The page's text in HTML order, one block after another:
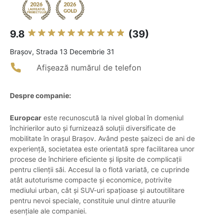
9.8 (39)
Braşov, Strada 13 Decembrie 31
Afișează numărul de telefon
Despre companie:
Europcar este recunoscută la nivel global în domeniul
închirierilor auto și furnizează soluții diversificate de
mobilitate în orașul Brașov. Având peste șaizeci de ani de
experiență, societatea este orientată spre facilitarea unor
procese de închiriere eficiente și lipsite de complicații
pentru clienții săi. Accesul la o flotă variată, ce cuprinde
atât autoturisme compacte și economice, potrivite
mediului urban, cât și SUV-uri spațioase și autoutilitare
pentru nevoi speciale, constituie unul dintre atuurile
esențiale ale companiei.